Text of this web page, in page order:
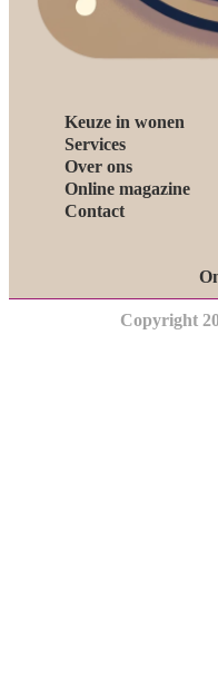
Keuze in wonen
Services
Over ons
Online magazine
Contact
Copyright